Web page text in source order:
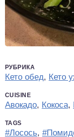
РУБРИКА
Кето обед, Кето
CUISINE
Авокадо, Кокоса,
TAGS
#Лосось,